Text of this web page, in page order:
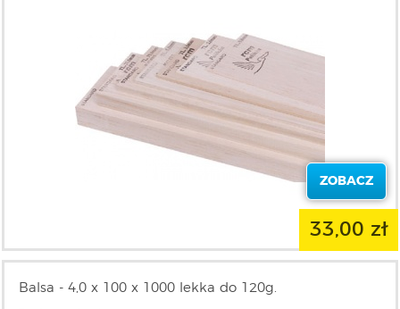
ZOBACZ
33,00 zł
Balsa - 4,0 x 100 x 1000 lekka do 120g.